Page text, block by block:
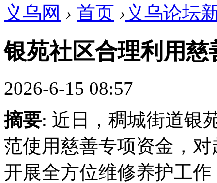
义乌网 › 首页 › 义乌论坛
银苑社区合理利用
2026-6-15 08:57
摘要: 近日，稠城街道银
范使用慈善专项资金，
开展全方位维修养护工